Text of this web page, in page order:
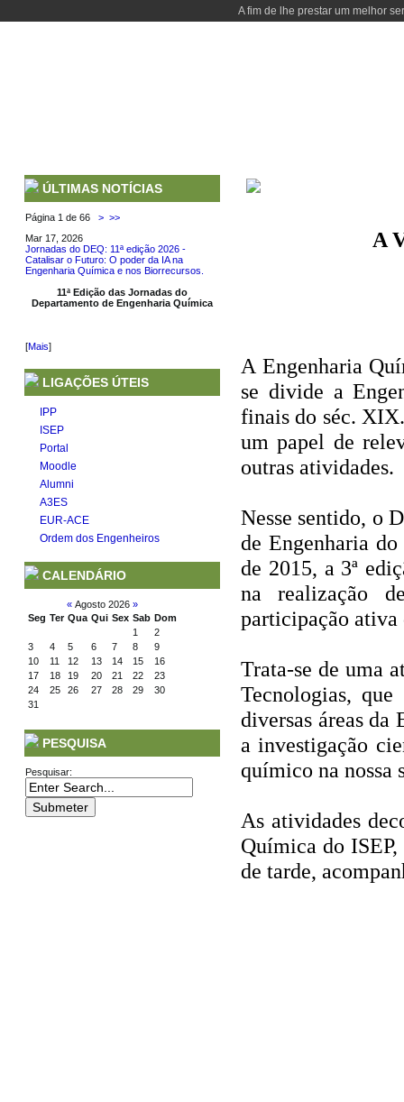
A fim de lhe prestar um melhor
ÚLTIMAS NOTÍCIAS
Página 1 de 66 > >>
Mar 17, 2026
Jornadas do DEQ: 11ª edição 2026 -
Catalisar o Futuro: O poder da IA na
Engenharia Química e nos Biorrecursos.
11ª Edição das Jornadas do
Departamento de Engenharia Química
[Mais]
LIGAÇÕES ÚTEIS
IPP
ISEP
Portal
Moodle
Alumni
A3ES
EUR-ACE
Ordem dos Engenheiros
CALENDÁRIO
« Agosto 2026 »
Seg Ter Qua Qui Sex Sab Dom
1
2
3
4 5 6 7 8
9
10
11 12 13 14 15
16
17
18 19 20 21 22
23
24
25 26 27 28 29
30
31
PESQUISA
Pesquisar:
A
A Engenharia
se divide a
finais do séc.
um papel de
outras atividades.
Nesse sentido, o
de Engenharia
de 2015, a 3ª
na realização
participação ativa
Trata-se de uma
Tecnologias,
diversas áreas
a investigação
químico na nossa
As atividades
Química do
de tarde,